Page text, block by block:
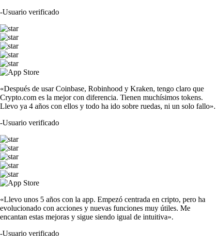
-Usuario verificado
«Después de usar Coinbase, Robinhood y Kraken, tengo claro que
Crypto.com es la mejor con diferencia. Tienen muchísimos tokens.
Llevo ya 4 años con ellos y todo ha ido sobre ruedas, ni un solo fallo».
-Usuario verificado
«Llevo unos 5 años con la app. Empezó centrada en cripto, pero ha
evolucionado con acciones y nuevas funciones muy útiles. Me
encantan estas mejoras y sigue siendo igual de intuitiva».
-Usuario verificado